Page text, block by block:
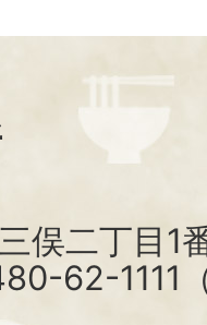
俣二丁目1
62-1111